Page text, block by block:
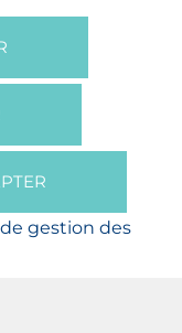
gestion des